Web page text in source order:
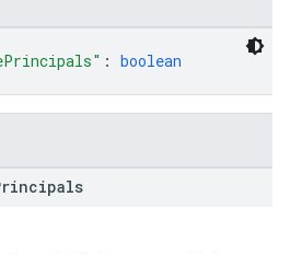
: boolean